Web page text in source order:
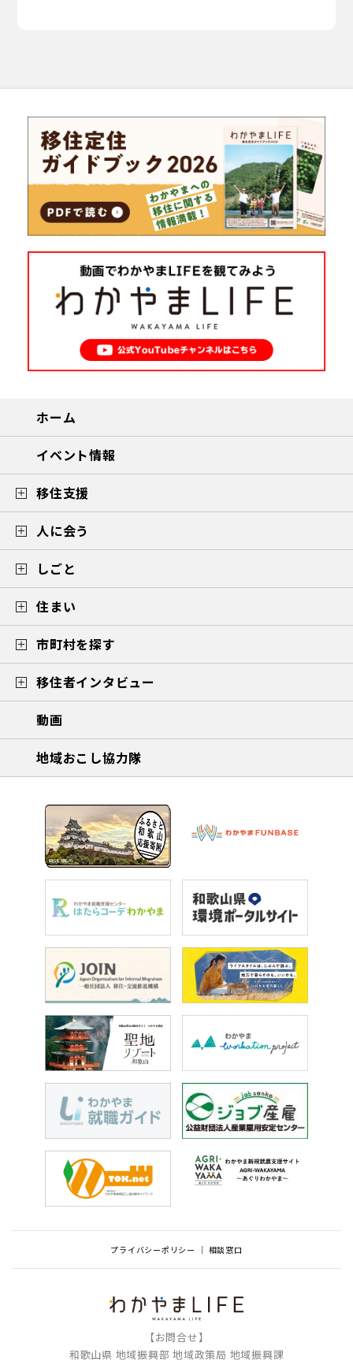
ホーム
イベント情報
移住支援
人に会う
しごと
住まい
市町村を探す
移住者インタビュー
動画
地域おこし協力隊
プライバシーポリシー 相談窓口
【お問合せ】
和歌山県 地域振興部 地域政策局 地域振興課